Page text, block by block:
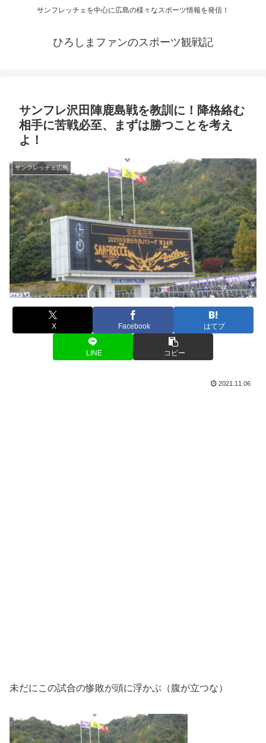
サンフレッチェを中心に広島の様々なスポーツ情報を発信！
ひろしまファンのスポーツ観戦記
サンフレ沢田陣鹿島戦を教訓に！降格絡む
相手に苦戦必至、まずは勝つことを考え
よ！
サンフレッチェ広島
X Facebook はてブ
LINE コピー
2021.11.06
未だにこの試合の惨敗が頭に浮かぶ（腹が立つな）